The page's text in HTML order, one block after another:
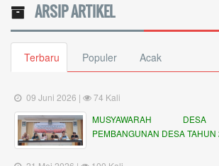
ARSIP ARTIKEL
Terbaru Populer Acak
09 Juni 2026 |
74 Kali
MUSYAWARAH DESA
PEMBANGUNAN DESA